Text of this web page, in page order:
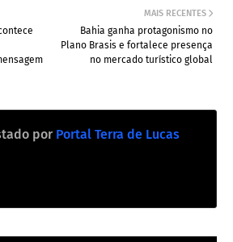
MAIS RECENTES
Bahia ganha protagonismo no
Plano Brasis e fortalece presença
no mercado turístico global
por Portal Terra de Lucas